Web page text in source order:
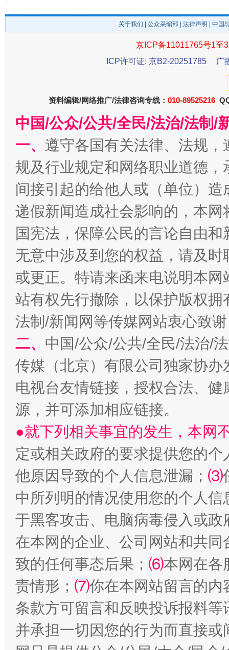
千年窑火 生生不息
受贿1.44亿！段成刚被判无期 从幼
全民健身五年计划来了！等你上场
关于我们 公众采编部 法律声明 | 中国
京ICP备11011765号1至
ICP许可证: 京B2-20251785
广
资料编辑/网络推广/法律咨询专线： 010-89525216
中国/公众/公共/全民/法治/法制/
一、 遵守各国有关法律、法规
规及行业规定和网络职业道德
间接引起的给他人或（单位）
递假新闻造成社会影响的，本
国宪法，保障公民的言论自由
无意中涉及到您的权益，请及
或更正。特请来函来电说明本
站有权先行撤除，以保护版权
法制/新闻网等传媒网站衷心致
二、 中国/公众/公共/全民/法治/
传媒（北京）有限公司独家协
电视台友情链接，授权合法、
源，并可添加相应链接。
●就下列相关事宜的发生，本网
定或相关政府的要求提供您的个
他原因导致的个人信息泄漏； ⑶
中所列明的情况使用您的个人
于黑客攻击、电脑病毒侵入或
在本网的企业、公司网站和共
致的任何事态后果； ⑹本网在各
责情形； ⑺你在本网站留言的内
条款方可留言和反映投诉报料
并承担一切因您的行为而直接